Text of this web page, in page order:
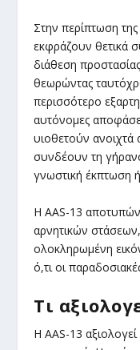
Στην περίπτωση
εκφράζουν θετικά
διάθεση
θεωρώντας
περισσότερο
αυτόνομες
υιοθετούν ανοιχτά
συνδέουν τη
γνωστική έκπτωση
Η AAS-13
αρνητικών
ολοκληρωμένη
ό,τι οι
Τι
Η AAS-13